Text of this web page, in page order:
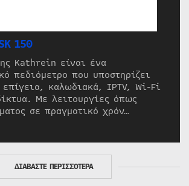
150
Kathrein είναι ένα
πεδιόμετρο που υποστηρίζει
καλωδιακά, IPTV, Wi-Fi
Με λειτουργίες όπως
σε πραγματικό χρόν…
ΔΙΑΒΑΣΤΕ ΠΕΡΙΣΣΟΤΕΡΑ